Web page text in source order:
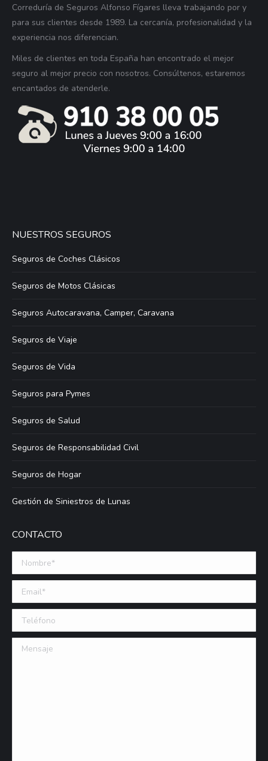
Correduría de Seguros Alfonso Fígares lleva trabajando por y
para sus clientes desde 1989. La cercanía, profesionalidad y la
experiencia nos diferencian.
Miles de clientes en toda España han encontrado el mejor
seguro al mejor precio con nosotros. Consúltenos, estaremos
encantados de atenderle.
NUESTROS SEGUROS
Seguros de Coches Clásicos
Seguros de Motos Clásicas
Seguros Autocaravana, Camper, Caravana
Seguros de Viaje
Seguros de Vida
Seguros para Pymes
Seguros de Salud
Seguros de Responsabilidad Civil
Seguros de Hogar
Gestión de Siniestros de Lunas
CONTACTO
Nombre *
Email (requerido)
Teléfono
Mensaje